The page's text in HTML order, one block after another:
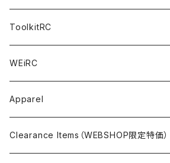
Option Parts For YOKOMO BD8
Accessories
Discontinued Products
Option Parts For A800R
M-Chassis（1/10 W/B210-225mm）
F1（1/10）
A800R
X4
X4F
Accessories
YOKOMO
BD12
BD11
MUGEN
MTC2
SANWA
Option Parts
Electronics
Tire Cleaner/Additive
Accessories
A12（KIT＆Spare & Optional）
Chemicals＜ケミカル＞
Shock Oil＜ショックオイル＞
Diff Oil＜デフオイル＞
Tires＜タイヤ関連＞
Additive＜グリップ剤＞
Glue＜瞬間接着剤＞
OptionParts＜オプションパーツ＞
AWESOMATIX A800R＜A800R用オプション＞
Accessories＜アクセサリー＞
ToolkitRC
WEiRC
Spring Steel Chassis
DLC Black Spring Steel Chassis
Apparel
Clearance Items（WEBSHOP限定特価）